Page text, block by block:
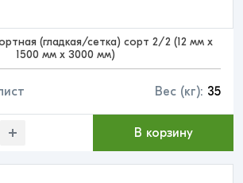
(гладкая/сетка) сорт 2/2 (12 мм x
1500 мм x 3000 мм)
Вес (кг): 35
В корзину